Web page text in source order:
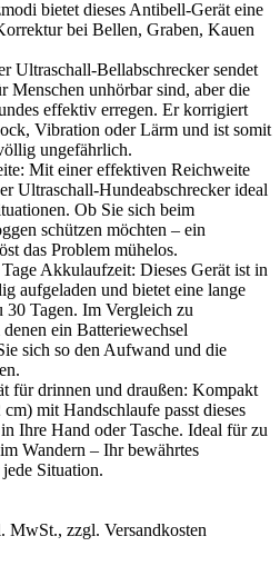
bietet dieses Antibell-Gerät eine
bei Bellen, Graben, Kauen
Ultraschall-Bellabschrecker sendet
Menschen unhörbar sind, aber die
effektiv erregen. Er korrigiert
Vibration oder Lärm und ist somit
ungefährlich.
Mit einer effektiven Reichweite
Ultraschall-Hundeabschrecker ideal
Ob Sie sich beim
schützen möchten – ein
das Problem mühelos.
Akkulaufzeit: Dieses Gerät ist in
aufgeladen und bietet eine lange
Tagen. Im Vergleich zu
ein Batteriewechsel
sich so den Aufwand und die
für drinnen und draußen: Kompakt
mit Handschlaufe passt dieses
Ihre Hand oder Tasche. Ideal für zu
Wandern – Ihr bewährtes
Situation.
MwSt., zzgl. Versandkosten